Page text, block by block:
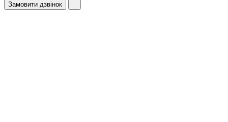
Замовити дзвінок